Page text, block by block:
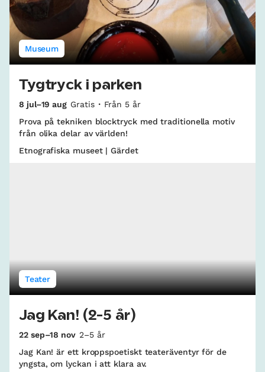
Museum
Tygtryck i parken
8 jul–19 aug Gratis
Från 5 år
Prova på tekniken blocktryck med traditionella motiv
från olika delar av världen!
Etnografiska museet | Gärdet
Teater
Jag Kan! (2-5 år)
22 sep–18 nov 2–5 år
Jag Kan! är ett kroppspoetiskt teateräventyr för de
yngsta, om lyckan i att klara av.